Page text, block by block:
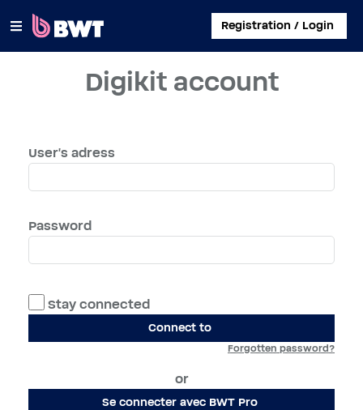
Registration / Login
×
CONNECT TO
SUBMIT A KIT WITHOUT ACCOUNT
CONTACT
Digikit account
User's adress
Password
Stay connected
Connect to
Forgotten password?
or
Se connecter avec BWT Pro